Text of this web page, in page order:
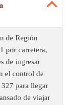
de Región
por carretera,
de ingresar
el control de
para llegar
de viajar